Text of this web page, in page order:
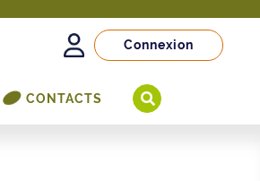
Connexion
CONTACTS